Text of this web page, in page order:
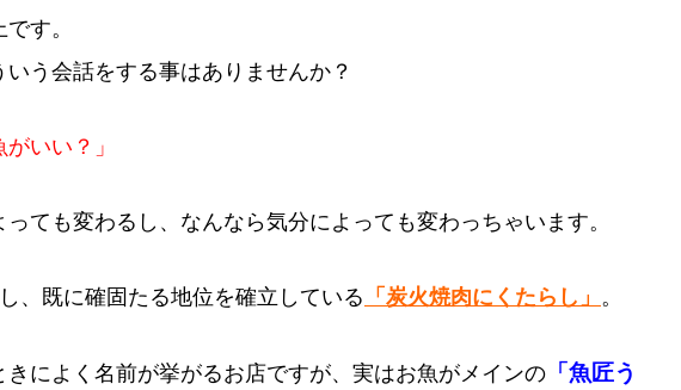
す。
う会話をする事はありませんか？
いい？」
ても変わるし、なんなら気分によっても変わっちゃいます。
、既に確固たる地位を確立している 「炭火焼肉にくたらし」 。
によく名前が挙がるお店ですが、実はお魚がメインの 「魚匠う